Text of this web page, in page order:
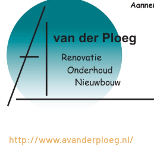
http://www.avanderploeg.nl/